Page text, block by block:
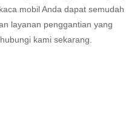
mobil Anda dapat semudah
layanan penggantian yang
kami sekarang.